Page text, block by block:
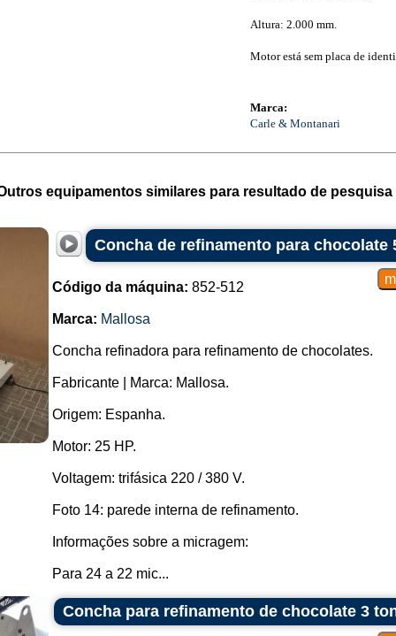
Altura: 2.000 mm.
Motor está sem placa de
Marca:
Carle & Montanari
equipamentos similares para resultado de pesquisa
Concha de refinamento para chocolate
Código da máquina: 852-512
Marca: Mallosa
Concha refinadora para refinamento de chocolates.
Fabricante | Marca: Mallosa.
Origem: Espanha.
Motor: 25 HP.
Voltagem: trifásica 220 / 380 V.
Foto 14: parede interna de refinamento.
Informações sobre a micragem:
Para 24 a 22 mic...
Concha para refinamento de chocolate 3